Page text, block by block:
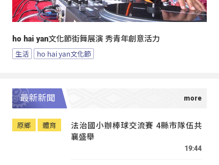
ho hai yan文化節街舞展演 秀青年創意活力
生活 ho hai yan文化節
最新新聞
原鄉 體育
法治國小辦棒球交流賽 4縣市隊伍共
襄盛舉
19:44